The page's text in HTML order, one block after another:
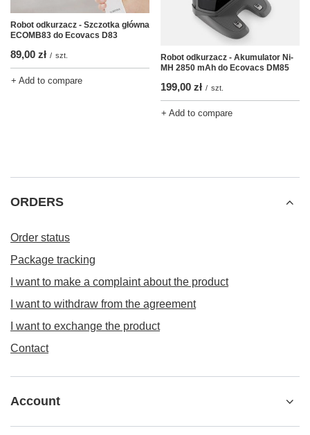
Robot odkurzacz - Szczotka główna
ECOMB83 do Ecovacs D83
89,00 zł / szt.
+ Add to compare
Robot odkurzacz - Akumulator Ni-
MH 2850 mAh do Ecovacs DM85
199,00 zł / szt.
+ Add to compare
ORDERS
Order status
Package tracking
I want to make a complaint about the product
I want to withdraw from the agreement
I want to exchange the product
Contact
Account